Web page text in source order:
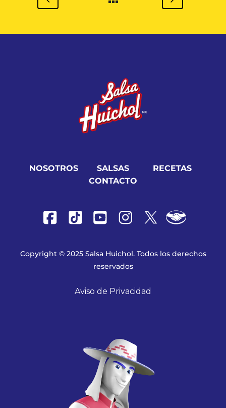
NOSOTROS SALSAS
RECETAS
CONTACTO
Copyright © 2025 Salsa Huichol. Todos los derechos
reservados
Aviso de Privacidad